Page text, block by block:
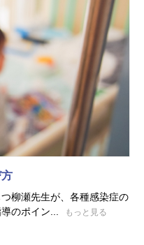
柳瀬先生が、各種感染症の
のポイン...
もっと見る